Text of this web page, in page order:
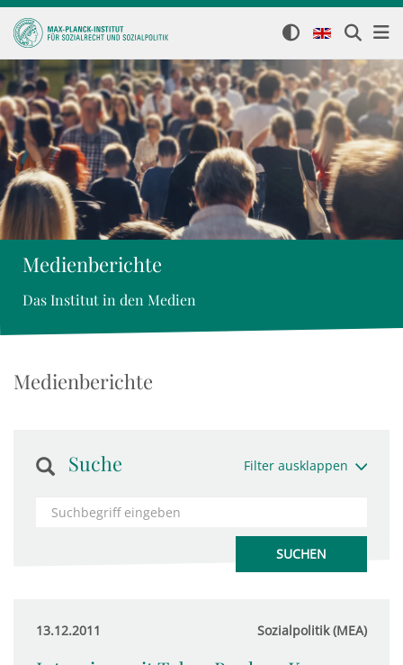
Medienberichte
Das Institut in den Medien
Medienberichte
Suche Filter ausklappen
13.12.2011 Sozialpolitik (MEA)